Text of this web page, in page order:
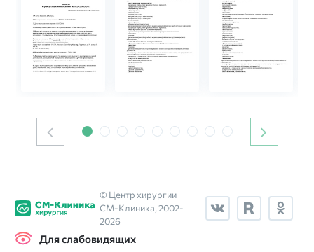
© Центр хирургии
СМ‑Клиника, 2002-
2026
Для слабовидящих